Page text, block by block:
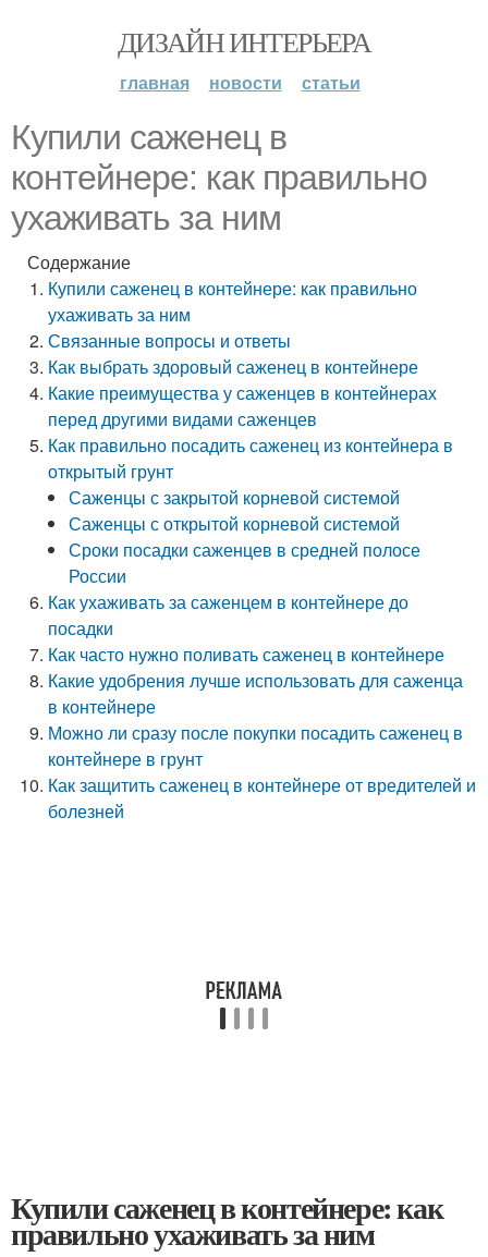
ДИЗАЙН ИНТЕРЬЕРА
главная новости статьи
Купили саженец в
контейнере: как правильно
ухаживать за ним
Содержание
Купили саженец в контейнере: как правильно
ухаживать за ним
Связанные вопросы и ответы
Как выбрать здоровый саженец в контейнере
Какие преимущества у саженцев в контейнерах
перед другими видами саженцев
Как правильно посадить саженец из контейнера в
открытый грунт
Саженцы с закрытой корневой системой
Саженцы с открытой корневой системой
Сроки посадки саженцев в средней полосе
России
Как ухаживать за саженцем в контейнере до
посадки
Как часто нужно поливать саженец в контейнере
Какие удобрения лучше использовать для саженца
в контейнере
Можно ли сразу после покупки посадить саженец в
контейнере в грунт
Как защитить саженец в контейнере от вредителей и
болезней
Купили саженец в контейнере: как
правильно ухаживать за ним